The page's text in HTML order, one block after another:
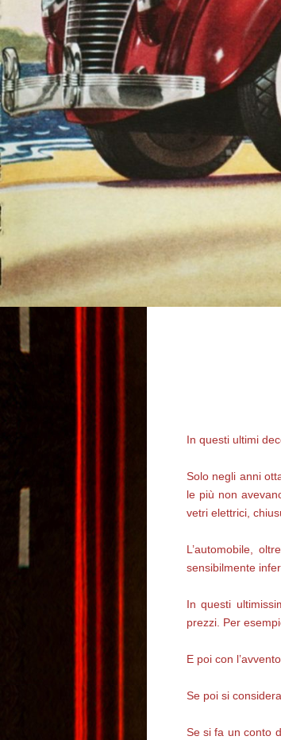
In questi ultimi
Solo negli anni
le più non
vetri elettrici,
L’automobile,
sensibilmente
In questi
prezzi. Per
E poi con
Se poi si
Se si fa un conto